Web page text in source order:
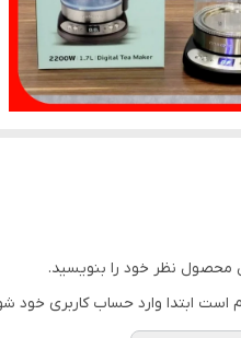
محصول نظر خود را بنویسید.
است ابتدا وارد حساب کاربری خود